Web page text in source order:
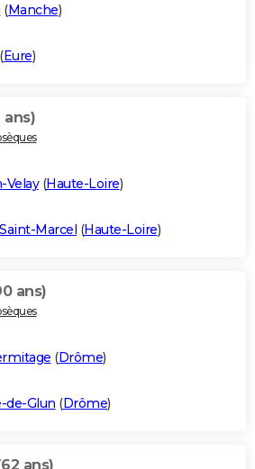
(Manche)
(Eure)
ans)
Velay(Haute-Loire)
Marcel (Haute-Loire)
ans)
(Drôme)
de-Glun (Drôme)
ans)